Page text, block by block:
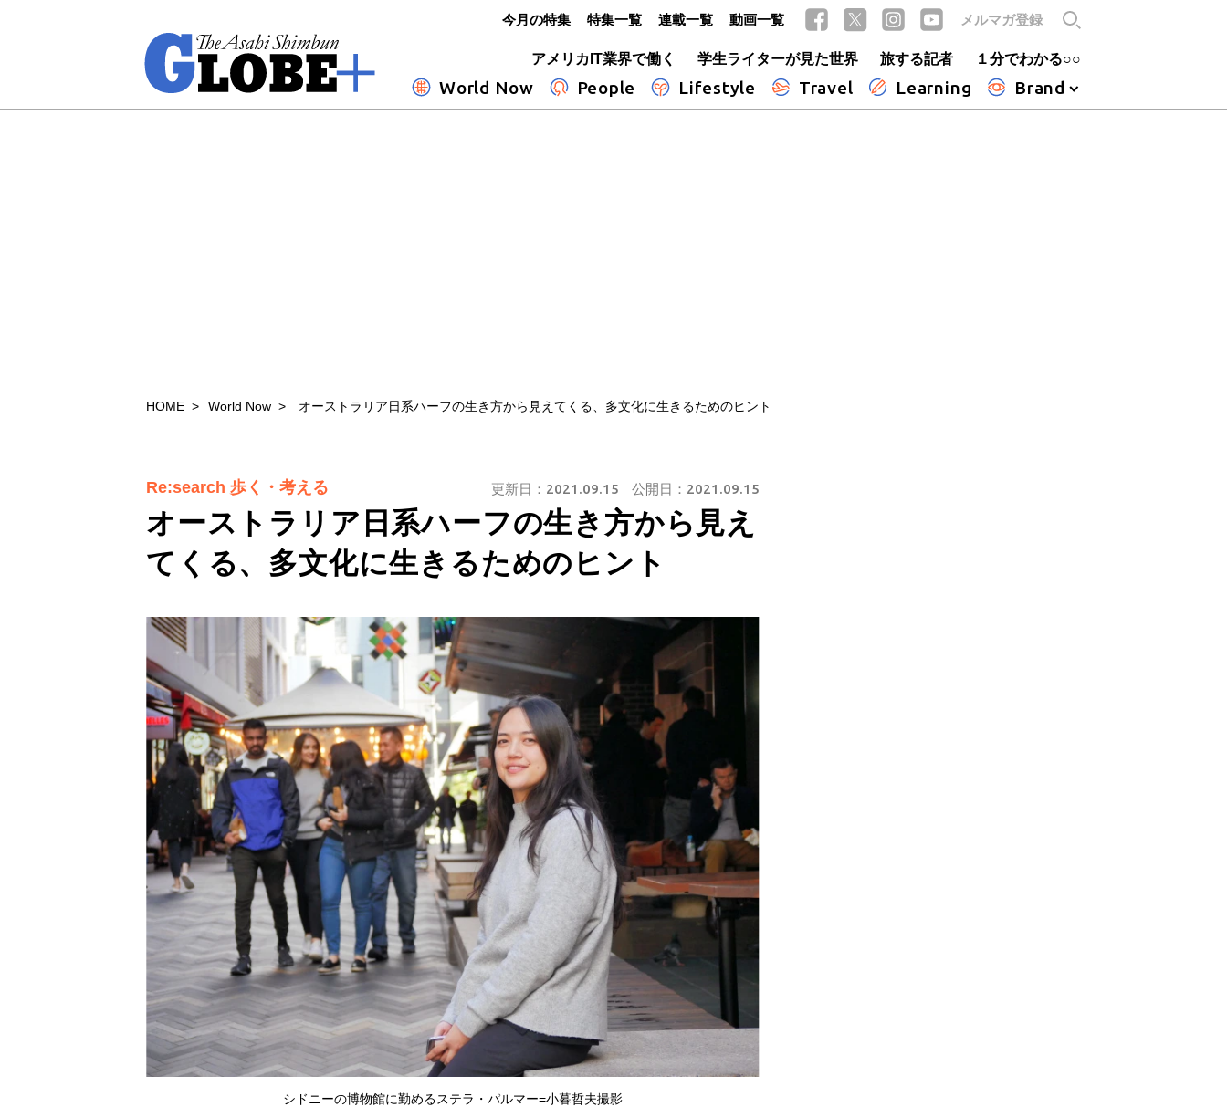
アメリカIT業界で働く
学生ライターが見た世界 旅する記者 １分でわかる○○
World Now People Lifestyle Travel Learning Brand
今月の特集 特集一覧 連載一覧 動画一覧 メルマガ登録
HOME World Now オーストラリア日系ハーフの生き方から見えてくる、多文化に生きるためのヒント
オーストラリア日系ハーフの生き方から見え
てくる、多文化に生きるためのヒント
Re:search 歩く・考える 更新日： 2021.09.15 公開日： 2021.09.15
シドニーの博物館に勤めるステラ・パルマー=小暮哲夫撮影